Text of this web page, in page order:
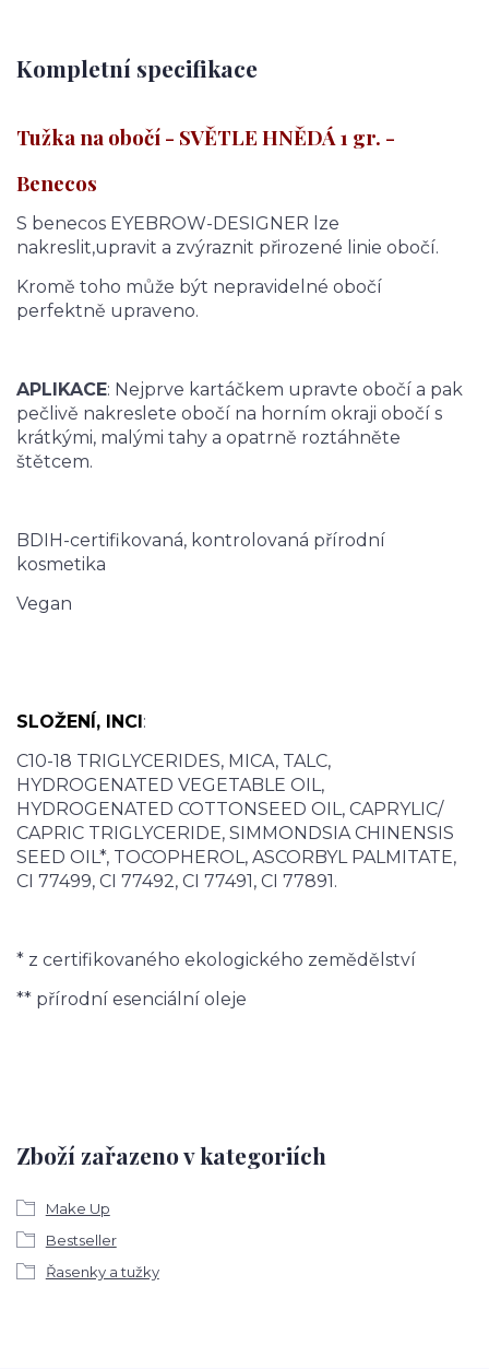
Kompletní specifikace
Tužka na obočí - SVĚTLE HNĚDÁ 1 gr. -
Benecos
S benecos EYEBROW-DESIGNER lze
nakreslit,upravit a zvýraznit přirozené linie obočí.
Kromě toho může být nepravidelné obočí
perfektně upraveno.
APLIKACE: Nejprve kartáčkem upravte obočí a pak
pečlivě nakreslete obočí na horním okraji obočí s
krátkými, malými tahy a opatrně roztáhněte
štětcem.
BDIH-certifikovaná, kontrolovaná přírodní
kosmetika
Vegan
SLOŽENÍ, INCI :
C10-18 TRIGLYCERIDES, MICA, TALC,
HYDROGENATED VEGETABLE OIL,
HYDROGENATED COTTONSEED OIL, CAPRYLIC/
CAPRIC TRIGLYCERIDE, SIMMONDSIA CHINENSIS
SEED OIL*, TOCOPHEROL, ASCORBYL PALMITATE,
CI 77499, CI 77492, CI 77491, CI 77891.
* z certifikovaného ekologického zemědělství
** přírodní esenciální oleje
Zboží zařazeno v kategoriích
Make Up
Bestseller
Řasenky a tužky